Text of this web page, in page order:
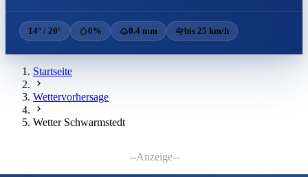
14° / 20° 0% 0.4 mm bis 25 km/h
Startseite
Wettervorhersage
Wetter Schwarmstedt
--Anzeige--